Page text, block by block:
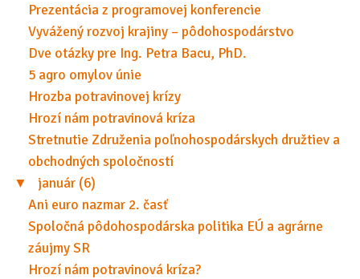
Prezentácia z programovej konferencie
Vyvážený rozvoj krajiny – pôdohospodárstvo
Dve otázky pre Ing. Petra Bacu, PhD.
5 agro omylov únie
Hrozba potravinovej krízy
Hrozí nám potravinová kríza
Stretnutie Združenia poľnohospodárskych družtiev a
obchodných spoločností
▼
január (6)
Ani euro nazmar 2. časť
Spoločná pôdohospodárska politika EÚ a agrárne
záujmy SR
Hrozí nám potravinová kríza?